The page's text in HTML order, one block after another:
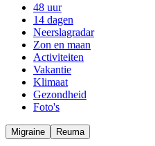
48 uur
14 dagen
Neerslagradar
Zon en maan
Activiteiten
Vakantie
Klimaat
Gezondheid
Foto's
Migraine Reuma